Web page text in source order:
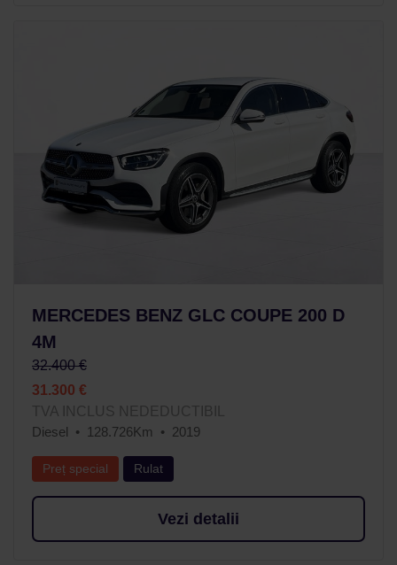
MERCEDES BENZ GLC COUPE 200 D
4M
32.400 €
31.300 €
TVA INCLUS NEDEDUCTIBIL
Diesel
128.726Km 2019
Preț special Rulat
Vezi detalii